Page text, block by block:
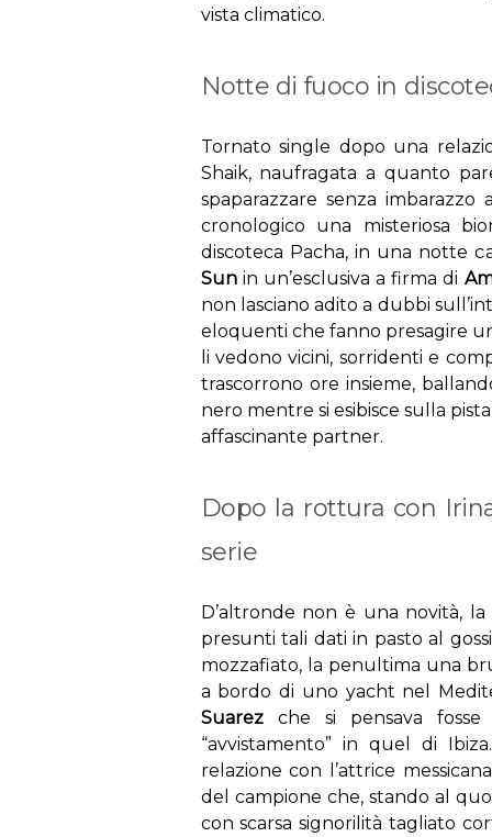
vista climatico.
Notte di fuoco in
Tornato single dopo una
Shaik, naufragata a quanto
spaparazzare senza
cronologico una misteriosa
discoteca Pacha, in una notte
Sunin un’esclusiva a firma di
non lasciano adito a dubbi
eloquenti che fanno presagire
li vedono vicini, sorridenti e
trascorrono ore insieme,
nero mentre si esibisce sulla
affascinante partner.
Dopo la rottura con
serie
D’altronde non è una novità,
presunti tali dati in pasto al
mozzafiato, la penultima una
a bordo di uno yacht nel
Suarezche si pensava
“avvistamento” in quel di
relazione con l’attrice
del campione che, stando al
con scarsa signorilità tagliato